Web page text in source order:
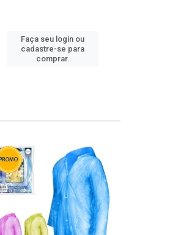
Faça seu login ou
cadastre-se para
comprar.